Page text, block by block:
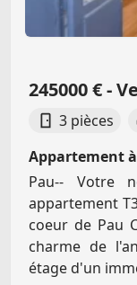
245000 € -
3 pièces
Appartement
Pau-- Votre
appartement
coeur de Pau
charme de
étage d'un